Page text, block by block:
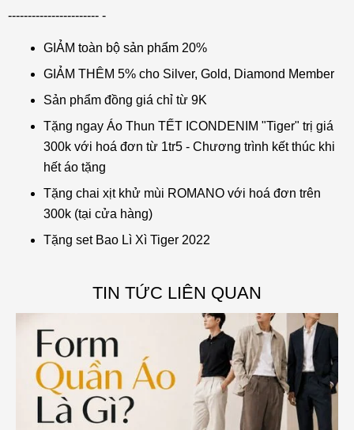
----------------------- -
GIẢM toàn bộ sản phẩm 20%
GIẢM THÊM 5% cho Silver, Gold, Diamond Member
Sản phẩm đồng giá chỉ từ 9K
Tặng ngay Áo Thun TẾT ICONDENIM "Tiger" trị giá
300k với hoá đơn từ 1tr5 - Chương trình kết thúc khi
hết áo tặng
Tặng chai xịt khử mùi ROMANO với hoá đơn trên
300k (tại cửa hàng)
Tặng set Bao Lì Xì Tiger 2022
TIN TỨC LIÊN QUAN